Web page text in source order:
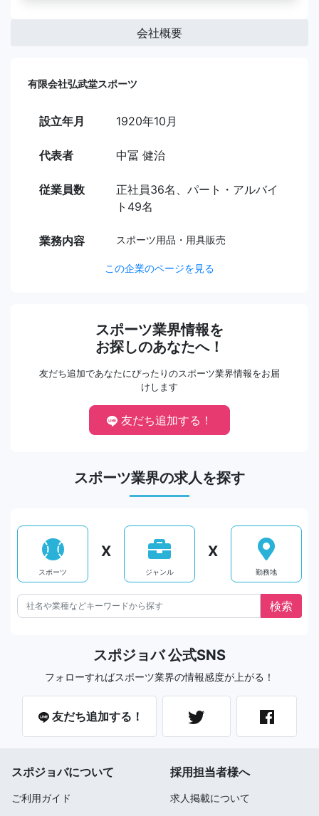
会社概要
有限会社弘武堂スポーツ
設立年月 1920年10月
代表者 中冨 健治
従業員数
正社員36名、パート・アルバイ
ト49名
業務内容 スポーツ用品・用具販売
この企業のページを見る
スポーツ業界情報を
お探しのあなたへ！
友だち追加であなたにぴったりのスポーツ業界情報をお届
けします
友だち追加する！
スポーツ業界の求人を探す
スポーツ
X
ジャンル
X
勤務地
スポジョバ 公式SNS
フォローすればスポーツ業界の情報感度が上がる！
友だち追加する！
スポジョバについて
ご利用ガイド
採用担当者様へ
求人掲載について